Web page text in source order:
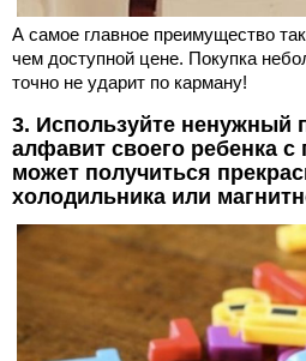
А самое главное преимущество
чем доступной цене. Покупка
точно не ударит по карману!
3. Используйте ненужный
алфавит своего ребенка с
может получиться
холодильника или